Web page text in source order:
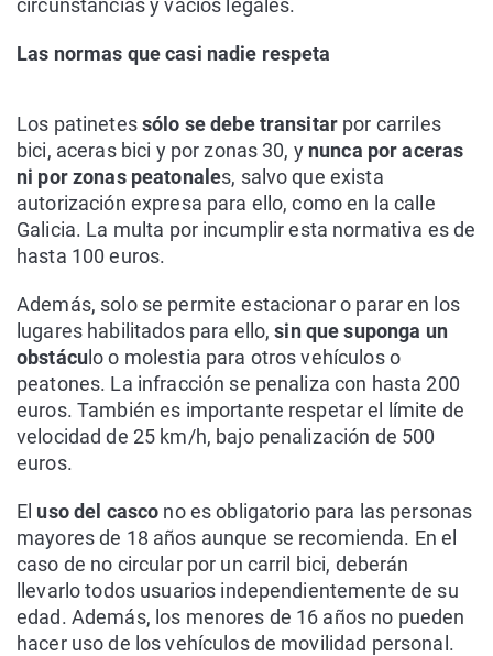
circunstancias y vacíos legales.
Las normas que casi nadie respeta
Los patinetessólo se debe transitar por carriles
bici, aceras bici y por zonas 30, y nunca por aceras
ni por zonas peatonales, salvo que exista
autorización expresa para ello, como en la calle
Galicia. La multa por incumplir esta normativa es de
hasta 100 euros.
Además, solo se permite estacionar o parar en los
lugares habilitados para ello,sin que suponga un
obstáculo o molestia para otros vehículos o
peatones. La infracción se penaliza con hasta 200
euros. También es importante respetar el límite de
velocidad de 25 km/h, bajo penalización de 500
euros.
El uso del casco no es obligatorio para las personas
mayores de 18 años aunque se recomienda. En el
caso de no circular por un carril bici, deberán
llevarlo todos usuarios independientemente de su
edad. Además, los menores de 16 años no pueden
hacer uso de los vehículos de movilidad personal.